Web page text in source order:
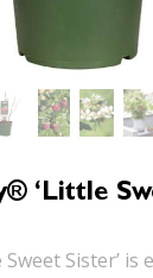
‘Little
Sister’ is